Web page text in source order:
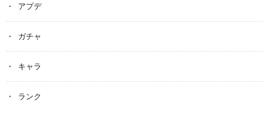
アプデ
ガチャ
キャラ
ランク